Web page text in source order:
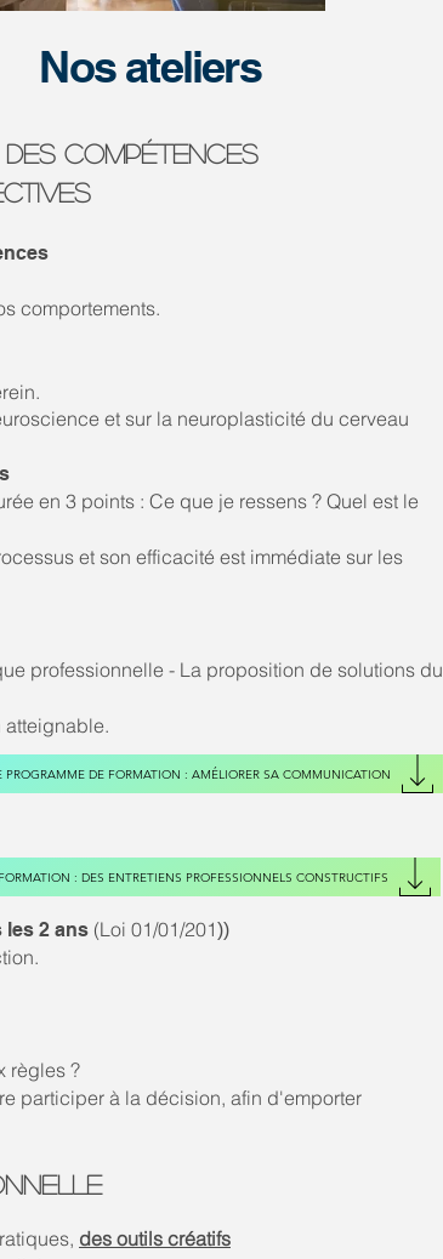
Nos ateliers
compÉtences
comportements​.
et sur la neuroplasticité du cerveau
en 3 points : Ce que je ressens ? Quel est le
et son efficacité est immédiate sur les
professionnelle - La proposition de solutions du
2 ans (Loi 01/01/201​))
règles ?
participer à la décision, afin d'emporter
des outils créatifs
PROGRAMME DE FORMATION : AMÉLIORER SA COMMUNICATION
: DES ENTRETIENS PROFESSIONNELS CONSTRUCTIFS